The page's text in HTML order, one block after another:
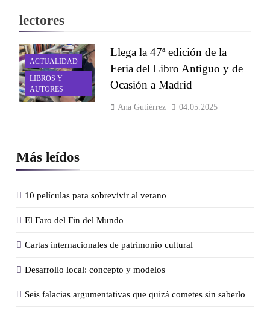
Más leídos
10 películas para sobrevivir al verano
El Faro del Fin del Mundo
Cartas internacionales de patrimonio cultural
Desarrollo local: concepto y modelos
Seis falacias argumentativas que quizá cometes sin saberlo
lectores
ACTUALIDAD
LIBROS Y
AUTORES
Llega la 47ª edición de la
Feria del Libro Antiguo y de
Ocasión a Madrid
Ana Gutiérrez 04.05.2025